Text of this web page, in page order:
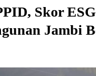
Skor
Jambi